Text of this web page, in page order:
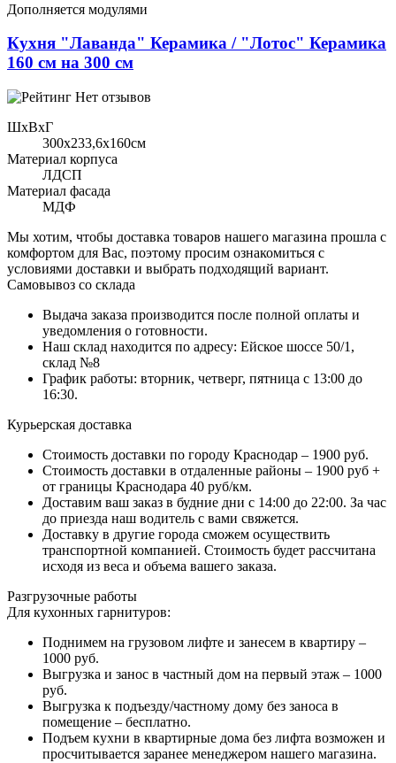
Дополняется модулями
Кухня "Лаванда" Керамика / "Лотос" Керамика
160 см на 300 см
Нет отзывов
ШхВхГ
300x233,6х160см
Материал корпуса
ЛДСП
Материал фасада
МДФ
Мы хотим, чтобы доставка товаров нашего магазина прошла с
комфортом для Вас, поэтому просим ознакомиться с
условиями доставки и выбрать подходящий вариант.
Самовывоз со склада
Выдача заказа производится после полной оплаты и
уведомления о готовности.
Наш склад находится по адресу: Ейское шоссе 50/1,
склад №8
График работы: вторник, четверг, пятница с 13:00 до
16:30.
Курьерская доставка
Стоимость доставки по городу Краснодар – 1900 руб.
Стоимость доставки в отдаленные районы – 1900 руб +
от границы Краснодара 40 руб/км.
Доставим ваш заказ в будние дни с 14:00 до 22:00. За час
до приезда наш водитель с вами свяжется.
Доставку в другие города сможем осуществить
транспортной компанией. Стоимость будет рассчитана
исходя из веса и объема вашего заказа.
Разгрузочные работы
Для кухонных гарнитуров:
Поднимем на грузовом лифте и занесем в квартиру –
1000 руб.
Выгрузка и занос в частный дом на первый этаж – 1000
руб.
Выгрузка к подъезду/частному дому без заноса в
помещение – бесплатно.
Подъем кухни в квартирные дома без лифта возможен и
просчитывается заранее менеджером нашего магазина.